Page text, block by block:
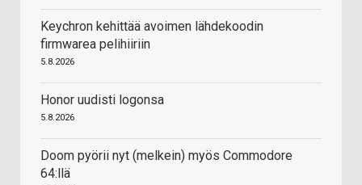
Keychron kehittää avoimen lähdekoodin
firmwarea pelihiiriin
5.8.2026
Honor uudisti logonsa
5.8.2026
Doom pyörii nyt (melkein) myös Commodore
64:llä